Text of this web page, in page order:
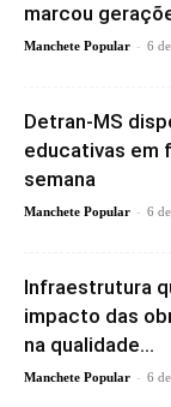
marcou
Manchete Popular - 6
Detran-MS
educativas em
semana
Manchete Popular - 6
Infraestrutura
impacto das
na qualidade...
Manchete Popular - 6